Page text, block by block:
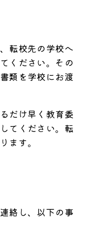
転校先の学校へ
ください。その
類を学校にお渡
だけ早く教育委
てください。転
ます。
絡し、以下の事